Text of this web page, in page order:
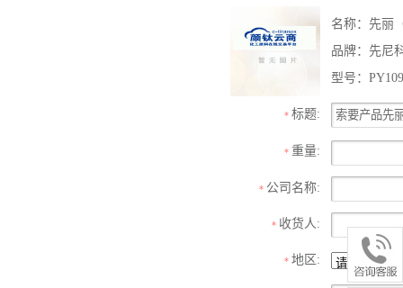
名称：先丽
品牌：先尼
型号：PY109
* 标题:
* 重量:
* 公司名称:
* 收货人:
* 地区: